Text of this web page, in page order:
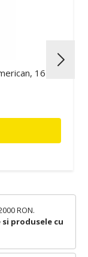
RON.
produsele cu
16 cm